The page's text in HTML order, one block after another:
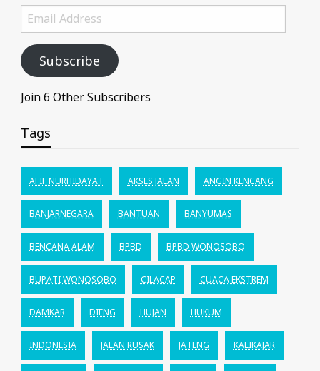
Email
Address
Subscribe
Join 6 Other Subscribers
Tags
AFIF NURHIDAYAT AKSES JALAN ANGIN KENCANG
BANJARNEGARA BANTUAN BANYUMAS
BENCANA ALAM BPBD BPBD WONOSOBO
BUPATI WONOSOBO CILACAP CUACA EKSTREM
DAMKAR DIENG HUJAN HUKUM
INDONESIA JALAN RUSAK JATENG KALIKAJAR